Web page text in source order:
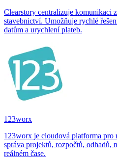
Clearstory centralizuje komunikaci
stavebnictví. Umožňuje rychlé
datům a urychlení plateb.
123worx
123worx je cloudová platforma pro
správa projektů, rozpočtů, odhadů,
reálném čase.